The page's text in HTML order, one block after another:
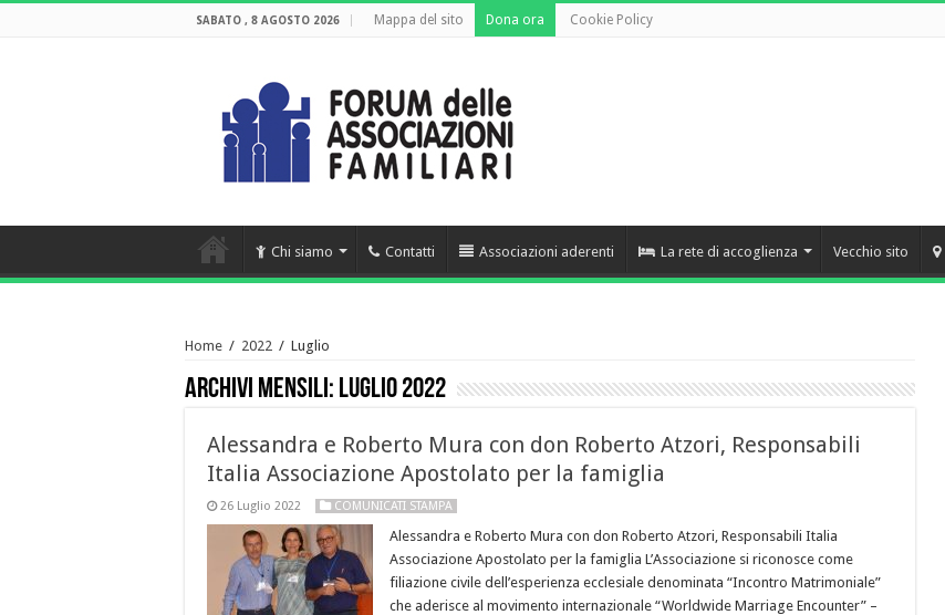
SABATO , 8 AGOSTO 2026 Mappa del sito Dona ora Cookie Policy
Chi siamo Contatti Associazioni aderenti La rete di accoglienza Vecchio sito
Home / 2022 / Luglio
Archivi mensili: Luglio 2022
Alessandra e Roberto Mura con don Roberto Atzori, Responsabili
Italia Associazione Apostolato per la famiglia
26 Luglio 2022 COMUNICATI STAMPA
Alessandra e Roberto Mura con don Roberto Atzori, Responsabili Italia
Associazione Apostolato per la famiglia L’Associazione si riconosce come
filiazione civile dell’esperienza ecclesiale denominata “Incontro Matrimoniale”
che aderisce al movimento internazionale “Worldwide Marriage Encounter” –